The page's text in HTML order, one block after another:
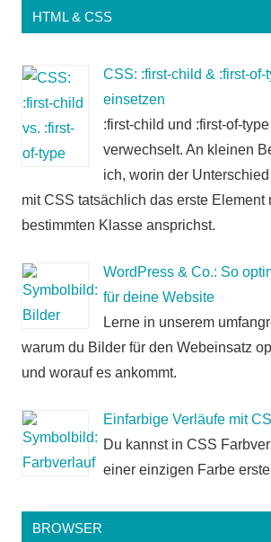
HTML & CSS
CSS: :first-child & :first-of-
einsetzen
:first-child und :first-of-
verwechselt. An kleinen
ich, worin der
mit CSS tatsächlich das erste Element
bestimmten Klasse ansprichst.
WordPress & Co.: So
für deine Website
Lerne in unserem
warum du Bilder für den Webeinsatz
und worauf es ankommt.
Einfarbige Verläufe mit
Du kannst in CSS
einer einzigen Farbe
BROWSER